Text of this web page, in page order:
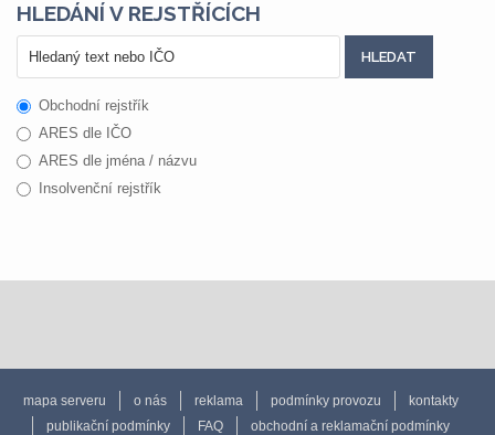
HLEDÁNÍ V REJSTŘÍCÍCH
Obchodní rejstřík
ARES dle IČO
ARES dle jména / názvu
Insolvenční rejstřík
mapa serveru o nás reklama podmínky provozu
kontakty
publikační podmínky
FAQ obchodní a reklamační podmínky